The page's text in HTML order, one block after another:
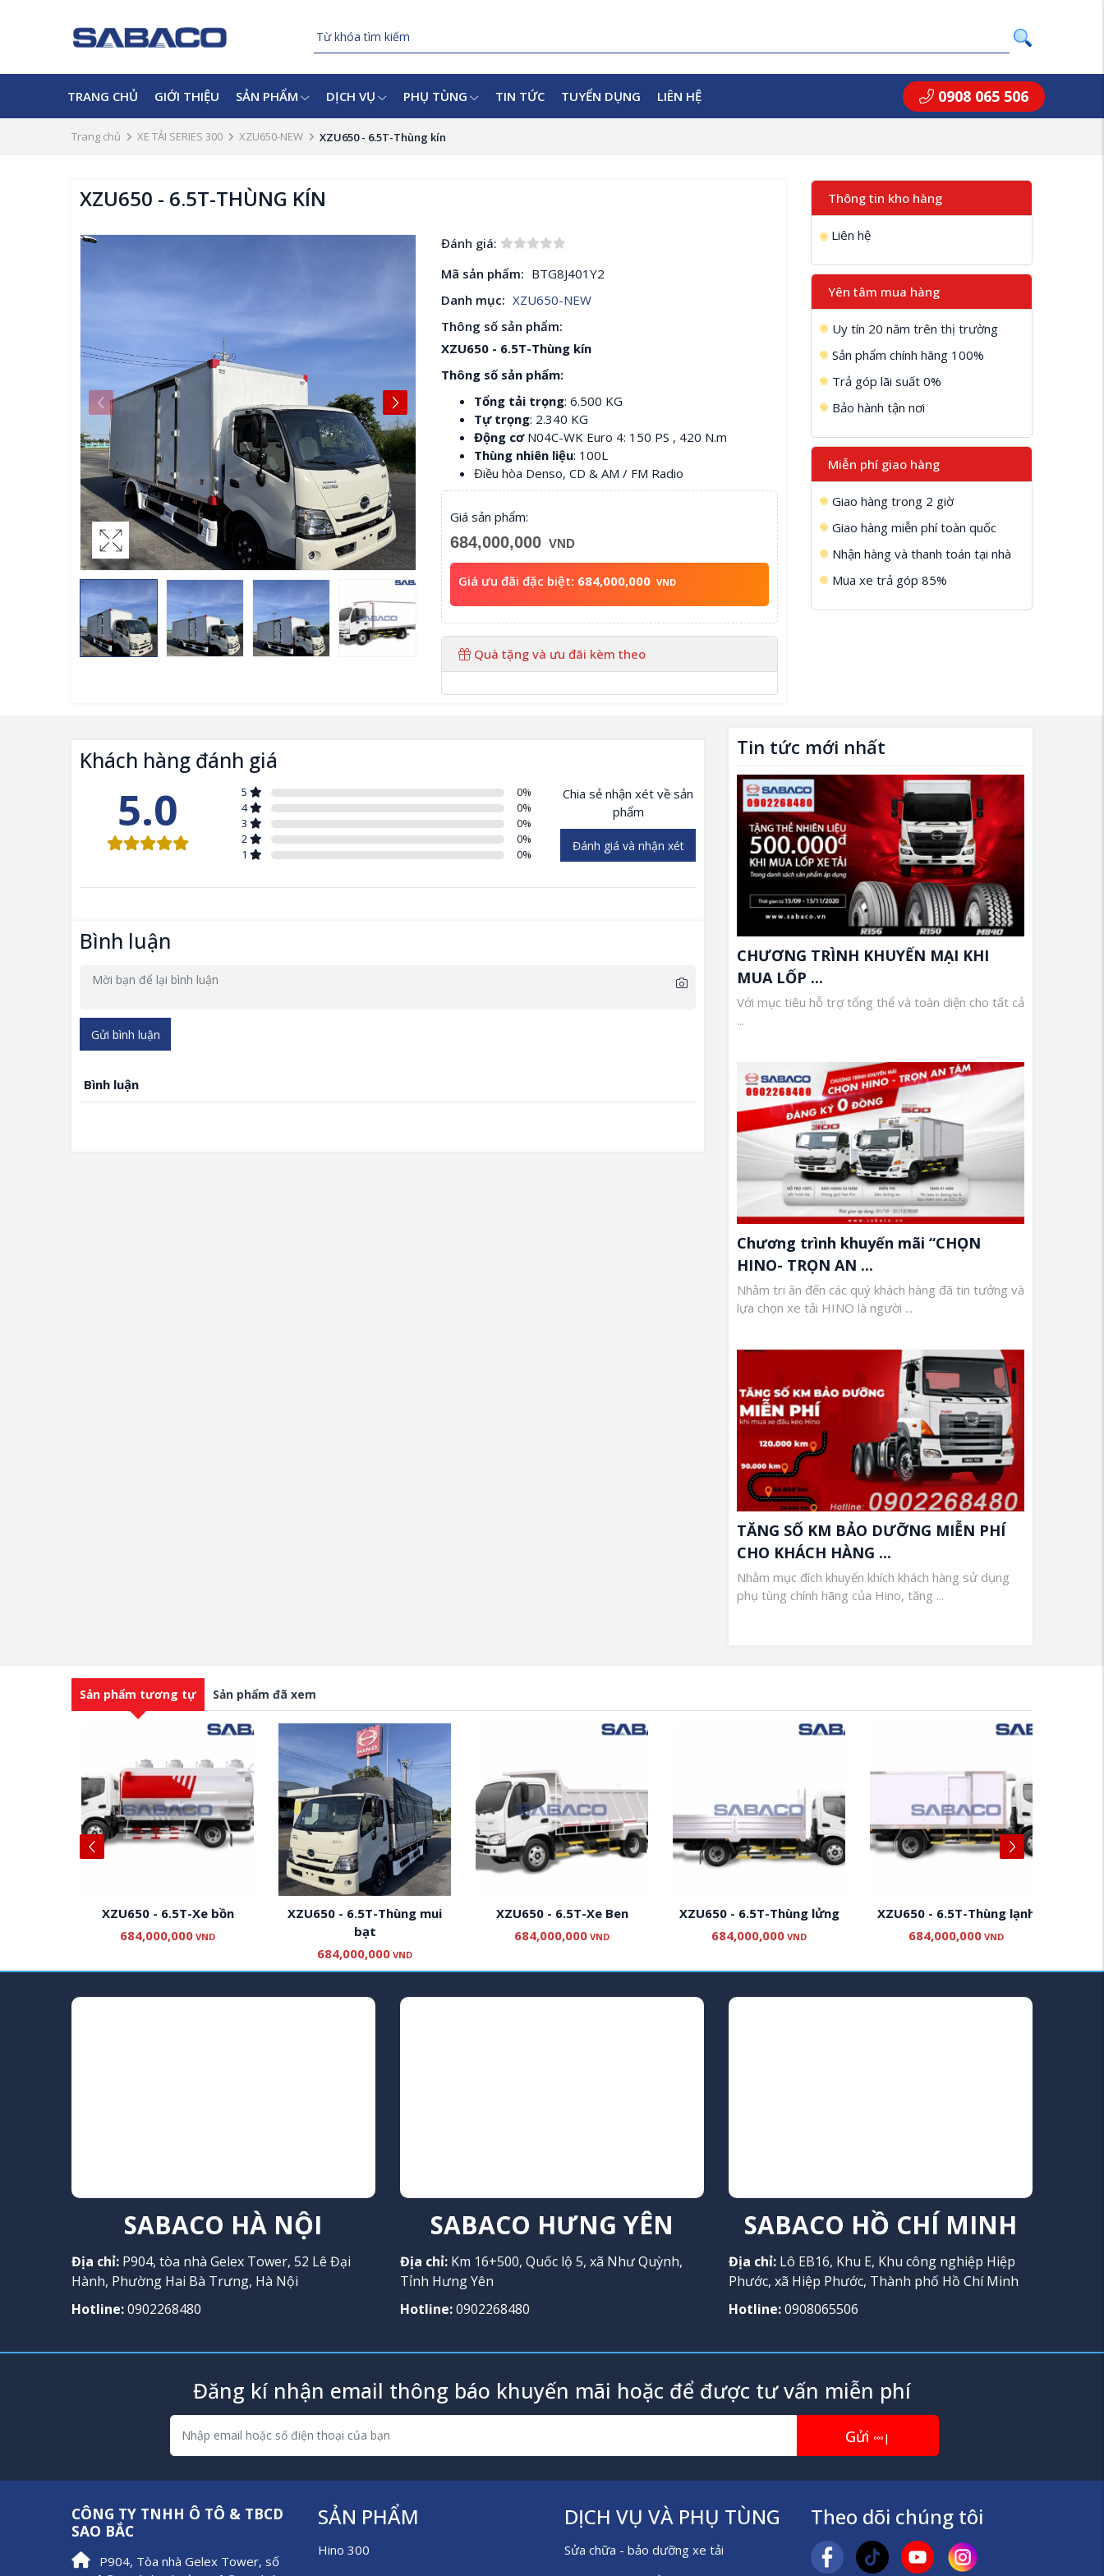
TRANG CHỦ GIỚI THIỆU SẢN PHẨM DỊCH VỤ PHỤ TÙNG TIN TỨC TUYỂN DỤNG LIÊN HỆ 0908 065 506
Trang chủ XE TẢI SERIES 300 XZU650-NEW XZU650 - 6.5T-Thùng kín
XZU650 - 6.5T-THÙNG KÍN
Đánh giá:
Mã sản phẩm: BTG8J401Y2
Danh mục: XZU650-NEW
Thông số sản phẩm:
XZU650 - 6.5T-Thùng kín
Thông số sản phẩm:
Tổng tải trọng: 6.500 KG
Tự trọng: 2.340 KG
Động cơN04C-WK Euro 4: 150 PS , 420 N.m
Thùng nhiên liệu: 100L
Điều hòa Denso, CD & AM / FM Radio
Giá sản phẩm:
684,000,000 VND
Giá ưu đãi đặc biệt: 684,000,000 VND
Quà tặng và ưu đãi kèm theo
Thông tin kho hàng
Liên hệ
Yên tâm mua hàng
Uy tín 20 năm trên thị trường
Sản phẩm chính hãng 100%
Trả góp lãi suất 0%
Bảo hành tận nơi
Miễn phí giao hàng
Giao hàng trong 2 giờ
Giao hàng miễn phí toàn quốc
Nhận hàng và thanh toán tại nhà
Mua xe trả góp 85%
Khách hàng đánh giá
5.0 5 0%
4
0%
3
0%
2
0%
1
0%
Chia sẻ nhận xét về sản
phẩm
Đánh giá và nhận xét
Bình luận
Gửi bình luận
Bình luận
Tin tức mới nhất
CHƯƠNG TRÌNH KHUYẾN MẠI KHI
MUA LỐP ...
Với mục tiêu hỗ trợ tổng thể và toàn diện cho tất cả
...
Chương trình khuyến mãi “CHỌN
HINO- TRỌN AN ...
Nhằm tri ân đến các quý khách hàng đã tin tưởng và
lựa chọn xe tải HINO là người ...
TĂNG SỐ KM BẢO DƯỠNG MIỄN PHÍ
CHO KHÁCH HÀNG ...
Nhằm mục đích khuyến khích khách hàng sử dụng
phụ tùng chính hãng của Hino, tăng ...
Sản phẩm tương tự Sản phẩm đã xem
XZU650 - 6.5T-Xe bồn
684,000,000 VND
XZU650 - 6.5T-Thùng mui
bạt
684,000,000 VND
XZU650 - 6.5T-Xe Ben
684,000,000 VND
XZU650 - 6.5T-Thùng lửng
684,000,000 VND
XZU650 - 6.5T-Thùng lạnh
684,000,000 VND
SABACO HÀ NỘI
Địa chỉ: P904, tòa nhà Gelex Tower, 52 Lê Đại
Hành, Phường Hai Bà Trưng, Hà Nội
Hotline:0902268480
SABACO HƯNG YÊN
Địa chỉ:Km 16+500, Quốc lộ 5, xã Như Quỳnh,
Tỉnh Hưng Yên
Hotline:0902268480
SABACO HỒ CHÍ MINH
Địa chỉ:Lô EB16, Khu E, Khu công nghiệp Hiệp
Phước, xã Hiệp Phước, Thành phố Hồ Chí Minh
Hotline:0908065506
Đăng kí nhận email thông báo khuyến mãi hoặc để được tư vấn miễn phí
Gửi |
CÔNG TY TNHH Ô TÔ & TBCD
SAO BẮC
P904, Tòa nhà Gelex Tower, số
SẢN PHẨM
Hino 300
DỊCH VỤ VÀ PHỤ TÙNG
Sửa chữa - bảo dưỡng xe tải
Theo dõi chúng tôi